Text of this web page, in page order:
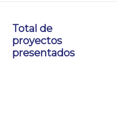
Total de
proyectos
presentados